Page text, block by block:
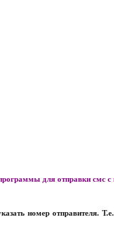
для отправки смс
номер